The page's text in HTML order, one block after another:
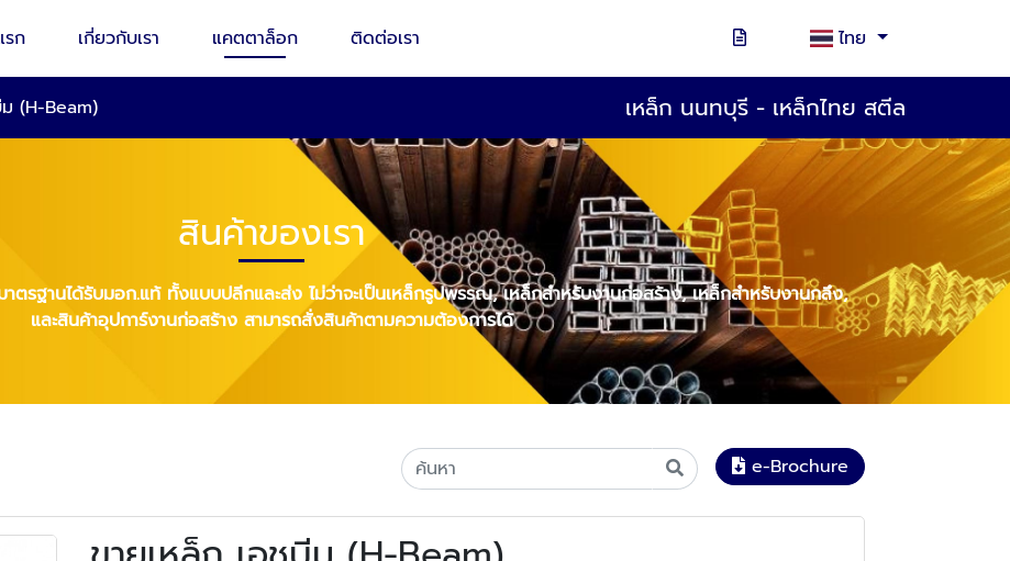
รก เกี่ยวกับเรา แคตตาล็อก ติดต่อเรา ไทย
(H-Beam) เหล็ก นนทบุรี - เหล็กไทย สตีล
สินค้าของเรา
ตรฐานได้รับมอก.แท้ ทั้งแบบปลีกและส่ง ไม่ว่าจะเป็นเหล็กรูปพรรณ, เหล็กสำหรับงานก่อสร้าง, เหล็กสำหรับงานกลึง,
และสินค้าอุปการ์งานก่อสร้าง สามารถสั่งสินค้าตามความต้องการได้
e-Brochure